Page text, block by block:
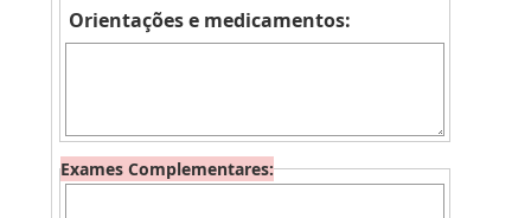
Orientações e medicamentos:
Exames Complementares: